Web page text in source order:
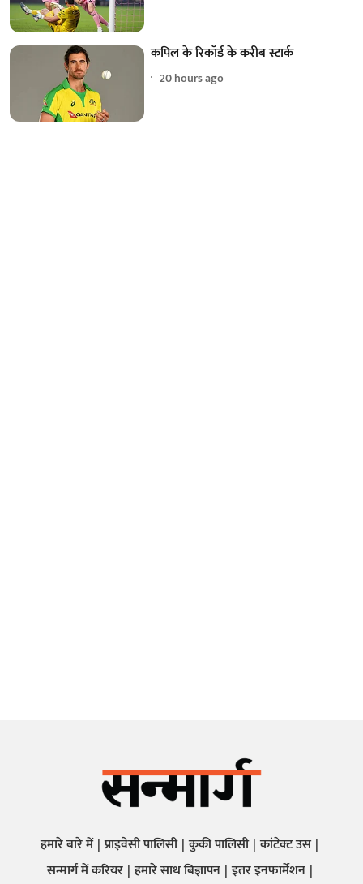
कपिल के रिकॉर्ड के करीब स्टार्क
20 hours ago
हमारे बारे में प्राइवेसी पालिसी कुकी पालिसी कांटेक्ट उस
सन्मार्ग में करियर हमारे साथ बिज्ञापन इतर इनफार्मेशन